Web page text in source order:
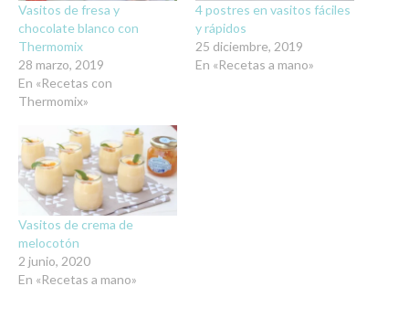
Vasitos de fresa y
chocolate blanco con
Thermomix
28 marzo, 2019
En «Recetas con
Thermomix»
4 postres en vasitos fáciles
y rápidos
25 diciembre, 2019
En «Recetas a mano»
Vasitos de crema de
melocotón
2 junio, 2020
En «Recetas a mano»